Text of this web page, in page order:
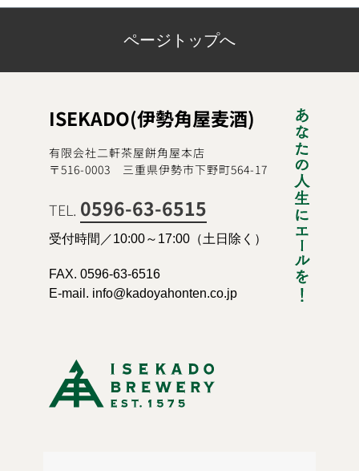
ページトップへ
ISEKADO(伊勢角屋麦酒)
有限会社二軒茶屋餅角屋本店
〒516-0003 三重県伊勢市下野町564-17
TEL. 0596-63-6515
受付時間／10:00～17:00（土日除く）
FAX. 0596-63-6516
E-mail. info@kadoyahonten.co.jp